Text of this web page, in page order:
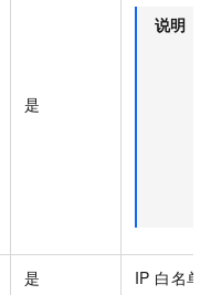
是
说明
是 IP 白名单